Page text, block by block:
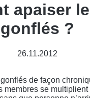
apaiser
gonflés ?
26.11.2012
de façon
membres se